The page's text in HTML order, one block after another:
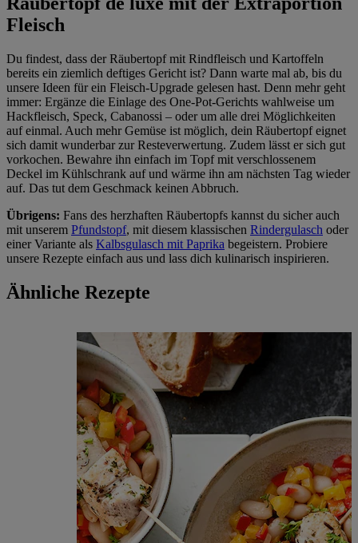
Fleisch
Du findest, dass der Räubertopf mit Rindfleisch und Kartoffeln
bereits ein ziemlich deftiges Gericht ist? Dann warte mal ab, bis du
unsere Ideen für ein Fleisch-Upgrade gelesen hast. Denn mehr geht
immer: Ergänze die Einlage des One-Pot-Gerichts wahlweise um
Hackfleisch, Speck, Cabanossi – oder um alle drei Möglichkeiten
auf einmal. Auch mehr Gemüse ist möglich, dein Räubertopf eignet
sich damit wunderbar zur Resteverwertung. Zudem lässt er sich gut
vorkochen. Bewahre ihn einfach im Topf mit verschlossenem
Deckel im Kühlschrank auf und wärme ihn am nächsten Tag wieder
auf. Das tut dem Geschmack keinen Abbruch.
Übrigens: Fans des herzhaften Räubertopfs kannst du sicher auch
mit unserem Pfundstopf, mit diesem klassischen Rindergulasch oder
einer Variante als Kalbsgulasch mit Paprika begeistern. Probiere
unsere Rezepte einfach aus und lass dich kulinarisch inspirieren.
Ähnliche Rezepte